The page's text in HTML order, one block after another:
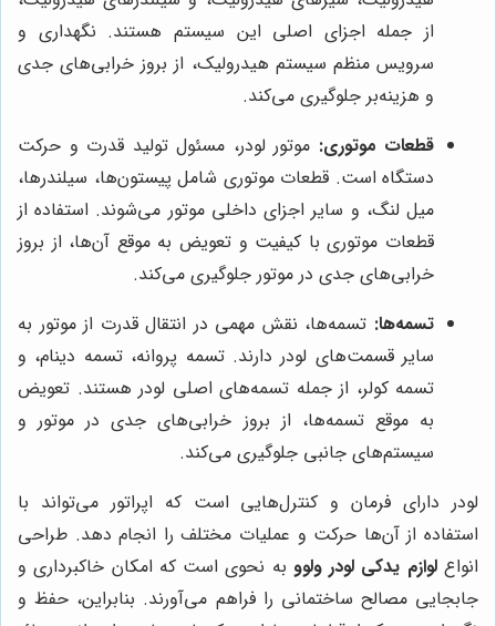
از جمله اجزای اصلی این سیستم هستند. نگهداری و
سرویس منظم سیستم هیدرولیک، از بروز خرابی‌های جدی
و هزینه‌بر جلوگیری می‌کند.
قطعات موتوری: موتور لودر، مسئول تولید قدرت و حرکت
دستگاه است. قطعات موتوری شامل پیستون‌ها، سیلندرها،
میل لنگ، و سایر اجزای داخلی موتور می‌شوند. استفاده از
قطعات موتوری با کیفیت و تعویض به موقع آن‌ها، از بروز
خرابی‌های جدی در موتور جلوگیری می‌کند.
تسمه‌ها: تسمه‌ها، نقش مهمی در انتقال قدرت از موتور به
سایر قسمت‌های لودر دارند. تسمه پروانه، تسمه دینام، و
تسمه کولر، از جمله تسمه‌های اصلی لودر هستند. تعویض
به موقع تسمه‌ها، از بروز خرابی‌های جدی در موتور و
سیستم‌های جانبی جلوگیری می‌کند.
لودر دارای فرمان و کنترل‌هایی است که اپراتور می‌تواند با
استفاده از آن‌ها حرکت و عملیات مختلف را انجام دهد. طراحی
انواعلوازم یدکی لودر ولوو به نحوی است که امکان خاکبرداری و
جابجایی مصالح ساختمانی را فراهم می‌آورند. بنابراین، حفظ و